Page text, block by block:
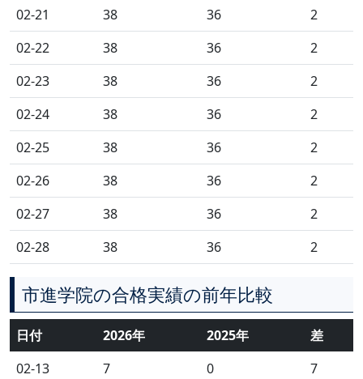
02-21
38 36
2
02-22
38 36
2
02-23
38 36
2
02-24
38 36
2
02-25
38 36
2
02-26
38 36
2
02-27
38 36
2
02-28
38 36 2
市進学院の合格実績の前年比較
日付 2026年 2025年
差
02-13
7 0
7